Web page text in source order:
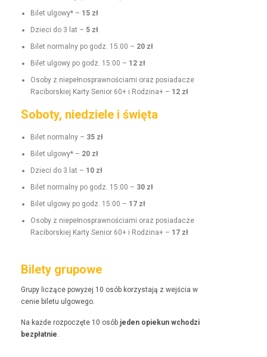
Bilet ulgo­wy* – 15 zł
Dzieci do 3 lat – 5 zł
Bilet nor­mal­ny po godz. 15:00 – 20 zł
Bilet ulgo­wy po godz. 15:00 – 12 zł
Oso­by z niepełnosprawnoś­ci­a­mi oraz posi­adacze
Raci­borskiej Kar­ty Senior 60+ i Rodz­i­na+ – 12 zł
Soboty, niedziele i święta
Bilet nor­mal­ny – 35 zł
Bilet ulgo­wy* – 20 zł
Dzieci do 3 lat – 10 zł
Bilet nor­mal­ny po godz. 15:00 – 30 zł
Bilet ulgo­wy po godz. 15:00 – 17 zł
Oso­by z niepełnosprawnoś­ci­a­mi oraz posi­adacze
Raci­borskiej Kar­ty Senior 60+ i Rodz­i­na+ – 17 zł
Bilety grupowe
Grupy liczące powyżej 10 osób korzys­ta­ją z wejś­cia w
cenie bile­tu ulgowego.
Na każde rozpoczęte 10 osób jeden opiekun wchodzi
bezpłat­nie.